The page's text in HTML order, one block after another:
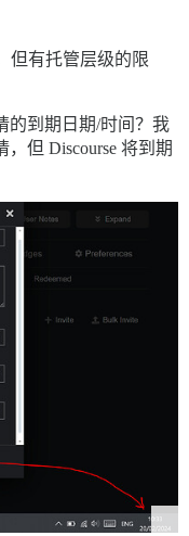
但有托管层级的限
的到期日期/时间？我
但 Discourse 将到期